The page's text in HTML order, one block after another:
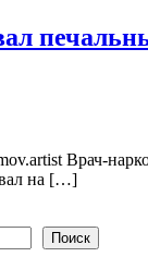
Врач-
на […]
Поиск